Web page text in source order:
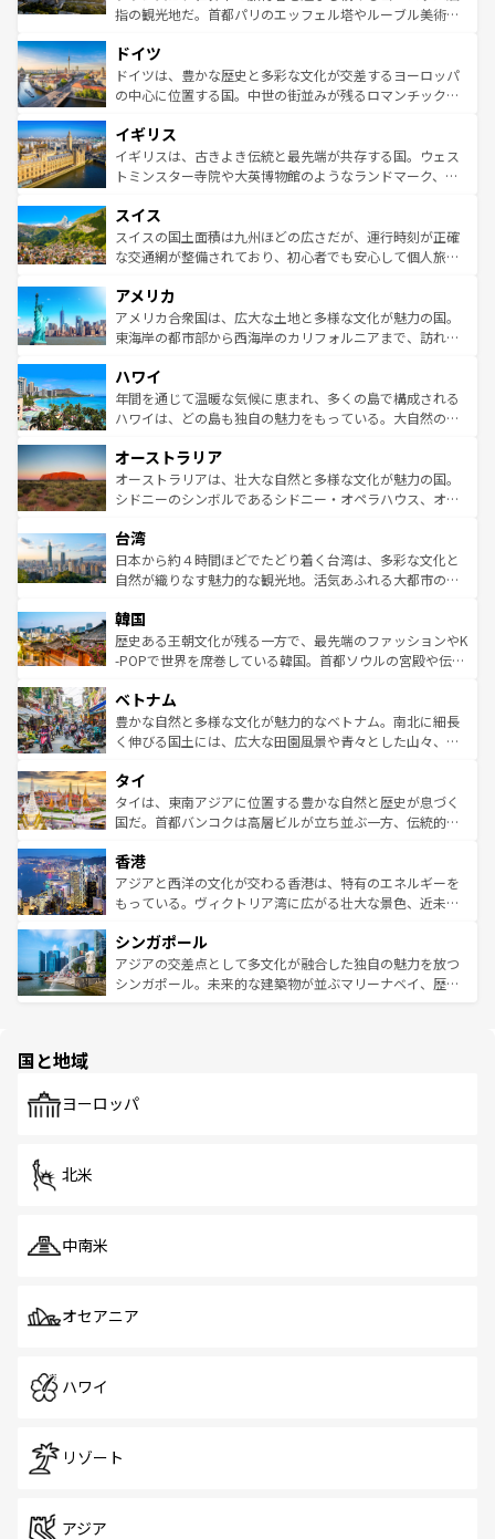
アートに溢れた街角から、地方では古代ローマ遺跡や中世
せる。地方によって風土や気候が異なるスペインはその個
性で訪れる人を魅了する。 なお、新着のスペイン情報は コ
ンテンツ一覧を参照してほしい。
指の観光地だ。首都パリのエッフェル塔やルーブル美術館
で、幅広い魅力が詰まっている。華麗な宮殿、歴史的な大
聖堂、美しいビーチ、そして豊かな自然が、訪れる者を心
から魅了する。また、フランスは美食の国としても知ら
いる。シャンパンの発祥地であるランス、プロヴァンスの
香り高いラベンダー畑など、多彩な楽しみ方が可能だ。さ
らに、パリ以外の地域にも魅力が溢れており、どの街角に
れる地方に足を運ぶとそれぞれで全く異なる文化を体験で
きるだろう。 なお、新着のフランス情報はコンテンツ一覧
を参照してほしい。
ドイツ
ドイツは、豊かな歴史と多彩な文化が交差するヨーロッパ
の中心に位置する国。中世の街並みが残るロマンチック街
顔を持つこの国は、どこを歩いても飽きることがない。ベ
ルリンの文化的活気、バイエルン州のアルプスの絶景、そ
してライン川沿いのワイン畑といった風景は必見。ビール
は、お酒好きな人にはぜひ体験してほしい。 なお、新着の
ドイツ情報はコンテンツ一覧を参照してほしい。
イギリス
イギリスは、古きよき伝統と最先端が共存する国。ウェス
トミンスター寺院や大英博物館のようなランドマーク、歴
リアごとに異なる魅力がある。また、優雅なアフタヌーン
ティー、ビール好きにはたまらない英国パブ、サッカー観
戦など、本場だからこそできる体験も豊富。イギリスを旅
ンツ一覧を参照してほしい。
スイス
スイスの国土面積は九州ほどの広さだが、運行時刻が正確
な交通網が整備されており、初心者でも安心して個人旅行
の建物がそのまま残る町や、スイスならではのユニークな
博物館もあり、アルプス観光だけでなく町歩きも満喫する
ことができる。国民の所得が高いため物価も高いが、旅行
ば市内交通費無料で観光を楽しむこともできる。 なお、新
着のスイス情報はコンテンツ一覧 を参照してほしい。
アメリカ
アメリカ合衆国は、広大な土地と多様な文化が魅力の国。
東海岸の都市部から西海岸のカリフォルニアまで、訪れる
のような巨大都市は、観光、ショッピング、エンターテイ
ンメントが詰まった刺激的なスポットだ。一方、アメリカ
西部には大自然が広がり、グランドキャニオンやイエロー
部のニューオーリンズでは、音楽と美食が融合した独特の
文化が魅力。旅行者はアメリカの各地域で異なる魅力を楽
しみながら、その多様性と豊かな歴史を感じることができ
ならではの贅沢な旅のスタイルだ。 なお、新着のアメリカ
情報はコンテンツ一覧を参照してほしい。
ハワイ
年間を通じて温暖な気候に恵まれ、多くの島で構成される
ハワイは、どの島も独自の魅力をもっている。大自然の神
ワイ島は見逃せない。また、定番の観光地といえばオアフ
島だが、静かな自然を求めるならマウイ島やカウアイ島が
おすすめ。エメラルドグリーンに輝く海をはじめ、豊かな
れるおもてなしの心で訪れる人々を迎えてくれるハワイの
人々、おいしいローカルフードやハワイアンミュージッ
ク、伝統的なフラダンスなど、すべてがハワイの魅力を彩
ワイを、存分に味わってほしい。 なお、新着のハワイ情報
はコンテンツ一覧を参照してほしい。
オーストラリア
オーストラリアは、壮大な自然と多様な文化が魅力の国。
シドニーのシンボルであるシドニー・オペラハウス、オー
リアリーフや大陸中央部にそびえるウルル（エアーズロッ
ク）、タスマニアの美しい原生林やケアンズの熱帯雨林な
ど、見どころがたくさん。また、カフェやワイン、オージ
いる。アクティビティも充実しており、サーフィンやダイ
ビング、ハイキングなど、アウトドア好きにはたまらな
い。オーストラリアの多彩な魅力を存分に味わいつくそ
参照してほしい。
台湾
日本から約４時間ほどでたどり着く台湾は、多彩な文化と
自然が織りなす魅力的な観光地。活気あふれる大都市の台
ン）、静ひつな山岳地帯である台湾東部など、都市の喧騒
と山間の静けさが共存しており、訪れる人に新しい発見と
驚きをもたらしてくれる。また、奥深い台湾の食文化も魅
容にもいいと評判のスイーツなど、バラエティ豊かな料理
が味わえる。 なお、新着の台湾情報は コンテンツ一覧を参
照してほしい。
韓国
歴史ある王朝文化が残る一方で、最先端のファッションやK
-POPで世界を席巻している韓国。首都ソウルの宮殿や伝統
き、地方に足を延ばせば四季折々の自然美を楽しむことが
できる。そして、キムチや焼肉、絶品のストリートフード
まで、さまざまな韓国料理が待っている。夜には、韓国な
リティに包まれながら、韓国の多彩な魅力を心ゆくまで味
わってみてほしい。 なお、新着の韓国情報はコンテンツ一
覧を参照してほしい。
ベトナム
豊かな自然と多様な文化が魅力的なベトナム。南北に細長
く伸びる国土には、広大な田園風景や青々とした山々、世
急速な発展と共に伝統が息づく。ハノイの古い町並みやホ
ーチミン市のフランス統治時代の建物も、独特の雰囲気を
醸し出している。また、バラエティの豊かさとおいしさで
とつ。フォーやバインミー、ベトナムコーヒーなどは、ぜ
ひ現地で味わいたい。どの地域を訪れてもあたたかい人々
が旅行者を迎えてくれるので、きっと忘れられない旅にな
参照してほしい。
タイ
タイは、東南アジアに位置する豊かな自然と歴史が息づく
国だ。首都バンコクは高層ビルが立ち並ぶ一方、伝統的な
の活気が交差している。北部ではチェンマイなどの山岳地
帯で自然と触れ合い、南部ではプーケットやクラビの美し
いビーチでリゾート気分を楽しむことができる。タイ料理
激する。気候は一年中温暖で、どの季節にも異なる楽しみ
が待っている。親しみやすいタイの人々、仏教を中心とし
た文化、そして多様な観光資源が、訪れる旅人を魅了し続
香港
アジアと西洋の文化が交わる香港は、特有のエネルギーを
もっている。ヴィクトリア湾に広がる壮大な景色、近未来
み、どこを訪れても感動するはず。観光スポットが密集し
ており、効率よく見どころを回れるのも魅力。息をのむよ
うな絶景から文化的な体験まで、香港を存分に楽しみ尽く
シンガポール
アジアの交差点として多文化が融合した独自の魅力を放つ
シンガポール。未来的な建築物が並ぶマリーナベイ、歴史
で、ホーカーズは地元の風情を楽しめる外せないスポット
国と地域
ヨーロッパ
北米
中南米
オセアニア
ハワイ
リゾート
アジア